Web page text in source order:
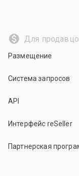
Для
Размещение
Система запросов
API
Интерфейс reSeller
Партнерская